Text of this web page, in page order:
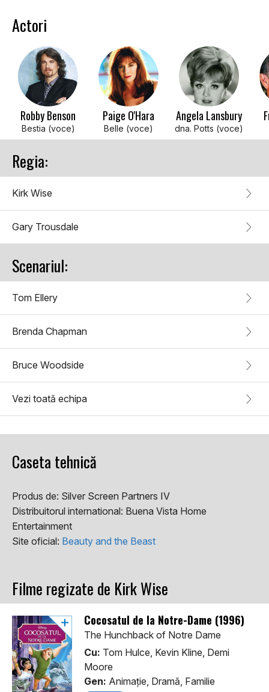
Actori
Robby Benson
Bestia (voce)
Paige O'Hara
Belle (voce)
Angela Lansbury
dna. Potts (voce)
Regia:
Kirk Wise
Gary Trousdale
Scenariul:
Tom Ellery
Brenda Chapman
Bruce Woodside
Vezi toată echipa
Caseta tehnică
Produs de: Silver Screen Partners IV
Distribuitorul international: Buena Vista Home
Entertainment
Site oficial: Beauty and the Beast
Filme regizate de Kirk Wise
Cocosatul de la Notre-Dame (1996)
The Hunchback of Notre Dame
Cu: Tom Hulce, Kevin Kline, Demi
Moore
Gen: Animaţie, Dramă, Familie